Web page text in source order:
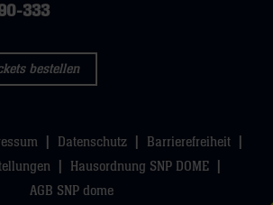
333
bestellen
Datenschutz
Barrierefreiheit
Hausordnung SNP DOME
AGB SNP dome